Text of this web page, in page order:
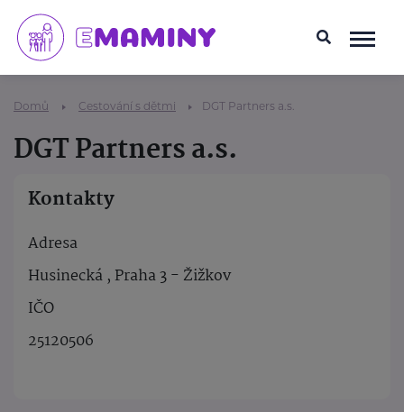
Domů Cestování s dětmi DGT Partners a.s.
DGT Partners a.s.
Kontakty
Adresa
Husinecká , Praha 3 - Žižkov
IČO
25120506